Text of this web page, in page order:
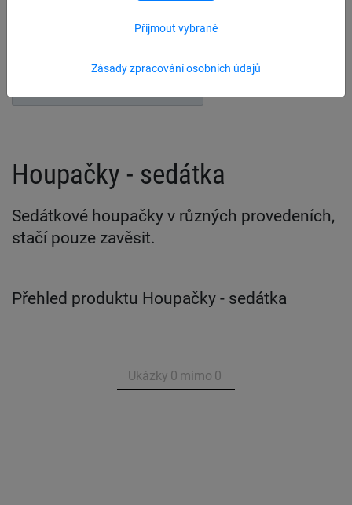
Zásady zpracování osobních údajů
Přijmout vybrané
Rámy pro houpačky
Houpačky - sedátka
Sedátkové houpačky v různých provedeních,
stačí pouze zavěsit.
Přehled produktu Houpačky - sedátka
Ukázky 0 mimo 0